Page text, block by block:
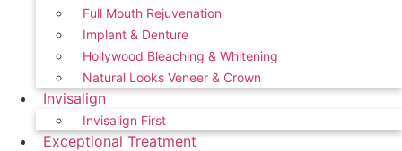
Full Mouth Rejuvenation
Implant & Denture
Hollywood Bleaching & Whitening
Natural Looks Veneer & Crown
Invisalign
Invisalign First
Exceptional Treatment